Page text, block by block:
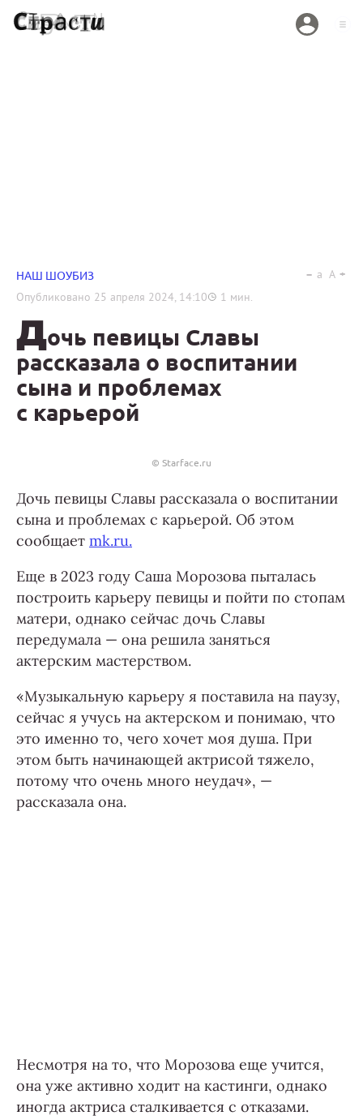
НАШ ШОУБИЗ
Опубликовано 25 апреля 2024, 14:10 1 мин.
a A
Дочь певицы Славы
рассказала о воспитании
сына и проблемах
с карьерой
© Starface.ru
Дочь певицы Славы рассказала о воспитании
сына и проблемах с карьерой. Об этом
сообщает mk.ru.
Еще в 2023 году Саша Морозова пыталась
построить карьеру певицы и пойти по стопам
матери, однако сейчас дочь Славы
передумала — она решила заняться
актерским мастерством.
«Музыкальную карьеру я поставила на паузу,
сейчас я учусь на актерском и понимаю, что
это именно то, чего хочет моя душа. При
этом быть начинающей актрисой тяжело,
потому что очень много неудач», —
рассказала она.
Несмотря на то, что Морозова еще учится,
она уже активно ходит на кастинги, однако
иногда актриса сталкивается с отказами.